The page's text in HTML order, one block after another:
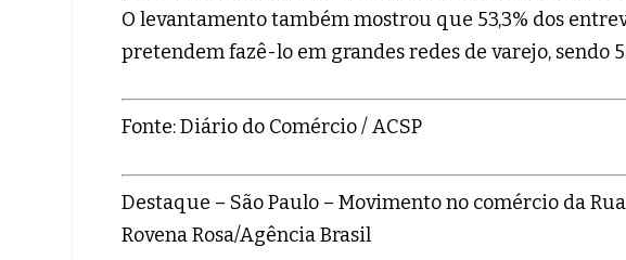
O levantamento também mostrou que 53,3% dos
pretendem fazê-lo em grandes redes de varejo, sendo
Fonte: Diário do Comércio / ACSP
Destaque – São Paulo – Movimento no comércio da
Rovena Rosa/Agência Brasil